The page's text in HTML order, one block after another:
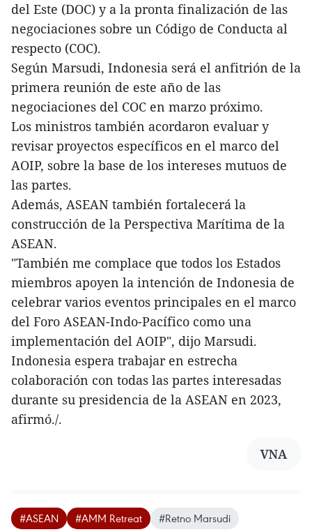
del Este (DOC) y a la pronta finalización de las
negociaciones sobre un Código de Conducta al
respecto (COC).
Según Marsudi, Indonesia será el anfitrión de la
primera reunión de este año de las
negociaciones del COC en marzo próximo.
Los ministros también acordaron evaluar y
revisar proyectos específicos en el marco del
AOIP, sobre la base de los intereses mutuos de
las partes.
Además, ASEAN también fortalecerá la
construcción de la Perspectiva Marítima de la
ASEAN.
"También me complace que todos los Estados
miembros apoyen la intención de Indonesia de
celebrar varios eventos principales en el marco
del Foro ASEAN-Indo-Pacífico como una
implementación del AOIP", dijo Marsudi.
Indonesia espera trabajar en estrecha
colaboración con todas las partes interesadas
durante su presidencia de la ASEAN en 2023,
afirmó./.
VNA
#ASEAN #AMM Retreat #Retno Marsudi